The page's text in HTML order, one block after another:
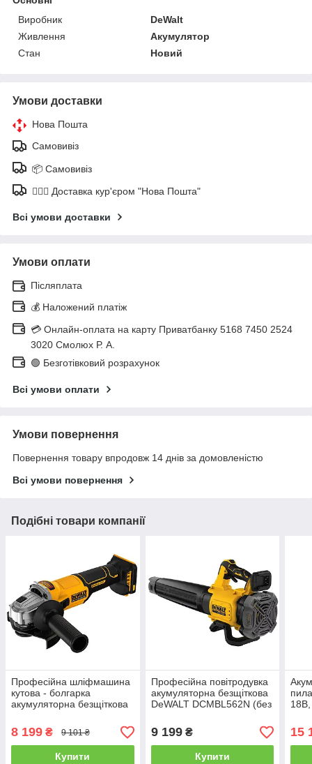
Виробник
DeWalt
Живлення
Акумулятор
Стан
Новий
Умови доставки
Нова Пошта
Самовивіз
📦 Самовивіз
🚶🏼‍♂️ Доставка кур'єром "Нова Пошта"
Всі умови доставки
Умови оплати
Післяплата
💰 Наложений платіж
💳 Онлайн-оплата на карту Приватбанку 5168 7450 2524
3020 Смолюх Р. А.
🟢 Безготівковий розрахунок
Всі умови оплати
Умови повернення
Повернення товару впродовж 14 днів за домовленістю
Всі умови повернення
Подібні товари компанії
Професійна шліфмашина
кутова - болгарка
акумуляторна безщіткова
акума і зарядки)
8 199 ₴ 9 101 ₴
Купити
Професійна повітродувка
акумуляторна безщіткова
DeWALT DCMBL562N (без
9 199₴
Купити
15